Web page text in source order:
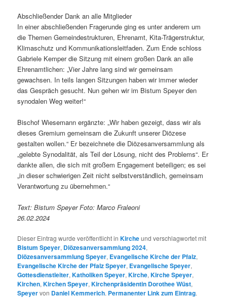
Abschließender Dank an alle Mitglieder
In einer abschließenden Fragerunde ging es unter anderem um
die Themen Gemeindestrukturen, Ehrenamt, Kita-Trägerstruktur,
Klimaschutz und Kommunikationsleitfaden. Zum Ende schloss
Gabriele Kemper die Sitzung mit einem großen Dank an alle
Ehrenamtlichen: „Vier Jahre lang sind wir gemeinsam
gewachsen. In teils langen Sitzungen haben wir immer wieder
das Gespräch gesucht. Nun gehen wir im Bistum Speyer den
synodalen Weg weiter!“
Bischof Wiesemann ergänzte: „Wir haben gezeigt, dass wir als
dieses Gremium gemeinsam die Zukunft unserer Diözese
gestalten wollen.“ Er bezeichnete die Diözesanversammlung als
„gelebte Synodalität, als Teil der Lösung, nicht des Problems“. Er
dankte allen, die sich mit großem Engagement beteiligen; es sei
„in dieser schwierigen Zeit nicht selbstverständlich, gemeinsam
Verantwortung zu übernehmen.“
Text: Bistum Speyer Foto: Marco Fraleoni
26.02.2024
Dieser Eintrag wurde veröffentlicht inKircheund verschlagwortet mit
Bistum Speyer, Diözesanversammlung 2024,
Diözesanversammlung Speyer, Evangelische Kirche der Pfalz,
Evangelische Kirche der Pfalz Speyer, Evangelische Speyer,
Gottesdienstleiter,Katholiken Speyer,Kirche,Kirche Speyer,
Kirchen,Kirchen Speyer,Kirchenpräsidentin Dorothee Wüst,
Speyervon Daniel Kemmerich. Permanenter Link zum Eintrag.